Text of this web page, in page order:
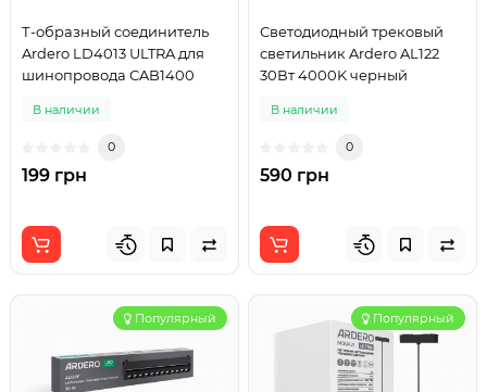
Т-образный соединитель
Ardero LD4013 ULTRA для
шинопровода CAB1400
В наличии
0
199 грн
Светодиодный трековый
светильник Ardero AL122
30Вт 4000K черный
В наличии
0
590 грн
Популярный Популярный